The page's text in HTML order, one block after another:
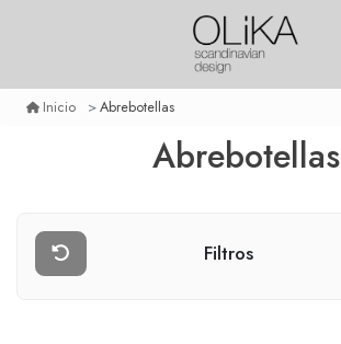
Inicio Abrebotellas
Abrebotellas
Filtros